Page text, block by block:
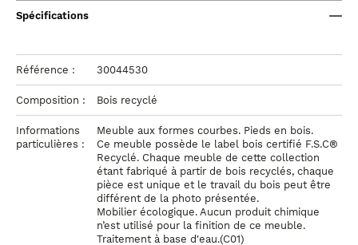
Spécifications
Référence : 30044530
Composition : Bois recyclé
Informations
particulières :
Meuble aux formes courbes. Pieds en bois.
Ce meuble possède le label bois certifié F.S.C®
Recyclé. Chaque meuble de cette collection
étant fabriqué à partir de bois recyclés, chaque
pièce est unique et le travail du bois peut être
différent de la photo présentée.
Mobilier écologique. Aucun produit chimique
n’est utilisé pour la finition de ce meuble.
Traitement à base d'eau.(C01)